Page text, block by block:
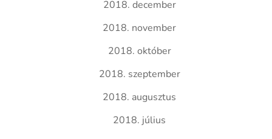
2018. december
2018. november
2018. október
2018. szeptember
2018. augusztus
2018. július